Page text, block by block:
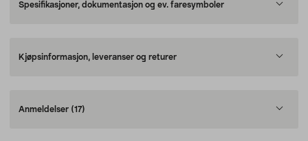
Spesifikasjoner, dokumentasjon og ev. faresymboler
Kjøpsinformasjon, leveranser og returer
Anmeldelser (17)